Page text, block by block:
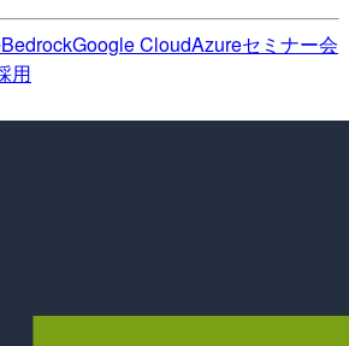
BedrockGoogle CloudAzureセミナー会
用